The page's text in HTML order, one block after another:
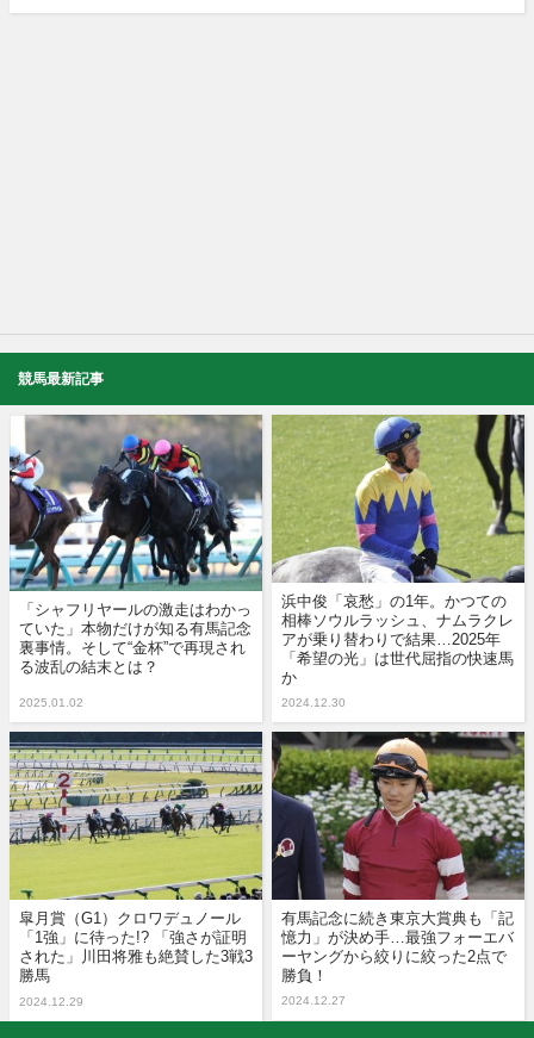
競馬最新記事
「シャフリヤールの激走はわかっ
ていた」本物だけが知る有馬記念
裏事情。そして“金杯”で再現され
る波乱の結末とは？
2025.01.02
浜中俊「哀愁」の1年。かつての
相棒ソウルラッシュ、ナムラクレ
アが乗り替わりで結果…2025年
「希望の光」は世代屈指の快速馬
か
2024.12.30
皐月賞（G1）クロワデュノール
「1強」に待った!? 「強さが証明
された」川田将雅も絶賛した3戦3
勝馬
2024.12.29
有馬記念に続き東京大賞典も「記
憶力」が決め手…最強フォーエバ
ーヤングから絞りに絞った2点で
勝負！
2024.12.27